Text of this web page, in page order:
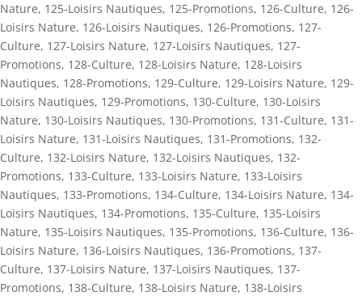
Nature, 125-Loisirs Nautiques, 125-Promotions, 126-Culture, 126-
Loisirs Nature, 126-Loisirs Nautiques, 126-Promotions, 127-
Culture, 127-Loisirs Nature, 127-Loisirs Nautiques, 127-
Promotions, 128-Culture, 128-Loisirs Nature, 128-Loisirs
Nautiques, 128-Promotions, 129-Culture, 129-Loisirs Nature, 129-
Loisirs Nautiques, 129-Promotions, 130-Culture, 130-Loisirs
Nature, 130-Loisirs Nautiques, 130-Promotions, 131-Culture, 131-
Loisirs Nature, 131-Loisirs Nautiques, 131-Promotions, 132-
Culture, 132-Loisirs Nature, 132-Loisirs Nautiques, 132-
Promotions, 133-Culture, 133-Loisirs Nature, 133-Loisirs
Nautiques, 133-Promotions, 134-Culture, 134-Loisirs Nature, 134-
Loisirs Nautiques, 134-Promotions, 135-Culture, 135-Loisirs
Nature, 135-Loisirs Nautiques, 135-Promotions, 136-Culture, 136-
Loisirs Nature, 136-Loisirs Nautiques, 136-Promotions, 137-
Culture, 137-Loisirs Nature, 137-Loisirs Nautiques, 137-
Promotions, 138-Culture, 138-Loisirs Nature, 138-Loisirs